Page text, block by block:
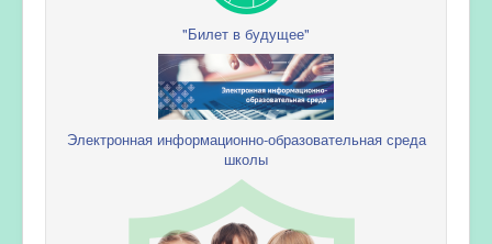
"Билет в будущее"
Электронная информационно-образовательная среда
школы